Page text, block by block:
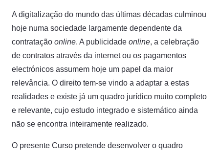
A digitalização do mundo das últimas décadas culminou
hoje numa sociedade largamente dependente da
contratação online. A publicidade online, a celebração
de contratos através da internet ou os pagamentos
electrónicos assumem hoje um papel da maior
relevância. O direito tem-se vindo a adaptar a estas
realidades e existe já um quadro jurídico muito completo
e relevante, cujo estudo integrado e sistemático ainda
não se encontra inteiramente realizado.
O presente Curso pretende desenvolver o quadro